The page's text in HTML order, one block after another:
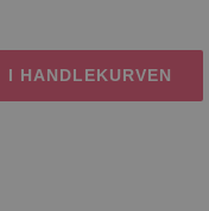
I HANDLEKURVEN